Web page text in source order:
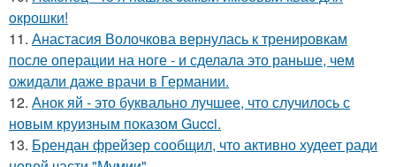
oкрошки!
11. Анастасия Волочкова вернулась к тренировкам
после операции на ноге - и сделала это раньше, чем
ожидали даже врачи в Германии.
12. Анок яй - это буквально лучшее, что случилось с
новым круизным показом Gucci.
13. Брендан фрейзер сообщил, что активно худеет ради